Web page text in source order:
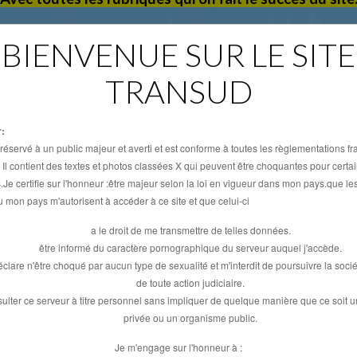
zero)
- Copines/Copains (devient un reseau social avec
Photos/Videos/Messagerie)
Adresses (un annuaire de Boutiques/Resto/Club/
Rencontre)
impose une verification de l'age qui sera effectué
contrainte passer, cela vous permettra d avoir une
(dans les respect de la loi) et gratuitée sur
site.
vous permettra donc de diffuser vos Photos et
caracteres XXX.
Code Postal
BIENVENUE SUR LE SITE
TRANSUD
à un public majeur et averti et est conforme à toutes les règlementations
contient des textes et photos classées X qui peuvent être choquantes pour
certifie sur l'honneur :être majeur selon la loi en vigueur dans mon pays.que
mon pays m'autorisent à accéder à ce site et que celui-ci
a le droit de me transmettre de telles données.
être informé du caractère pornographique du serveur auquel j'accède.
n'être choqué par aucun type de sexualité et m'interdit de poursuivre la
de toute action judiciaire.
ce serveur à titre personnel sans impliquer de quelque manière que ce soit
privée ou un organisme public.
Je m'engage sur l'honneur à :